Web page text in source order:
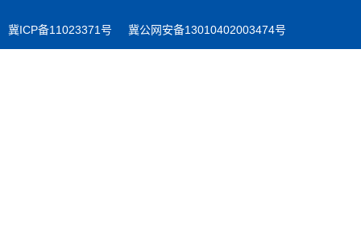
冀ICP备11023371号 冀公网安备13010402003474号